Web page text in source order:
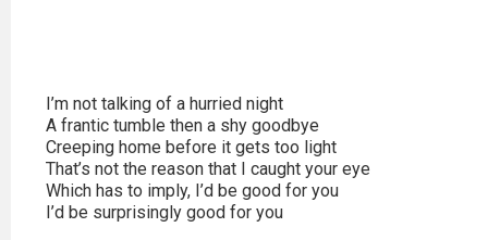
2014
I’m not talking of a hurried night
A frantic tumble then a shy goodbye
Creeping home before it gets too light
That’s not the reason that I caught your eye
Which has to imply, I’d be good for you
I’d be surprisingly good for you